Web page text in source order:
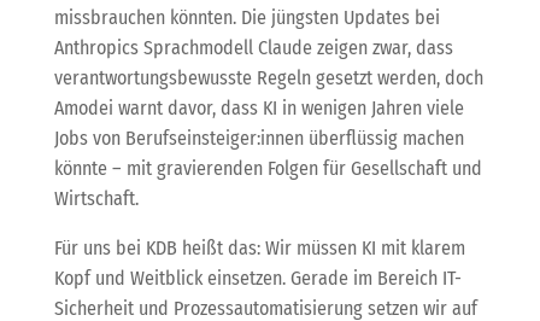
missbrauchen könnten. Die jüngsten Updates bei
Anthropics Sprachmodell Claude zeigen zwar, dass
verantwortungsbewusste Regeln gesetzt werden, doch
Amodei warnt davor, dass KI in wenigen Jahren viele
Jobs von Berufseinsteiger:innen überflüssig machen
könnte – mit gravierenden Folgen für Gesellschaft und
Wirtschaft.
Für uns bei KDB heißt das: Wir müssen KI mit klarem
Kopf und Weitblick einsetzen. Gerade im Bereich IT-
Sicherheit und Prozessautomatisierung setzen wir auf